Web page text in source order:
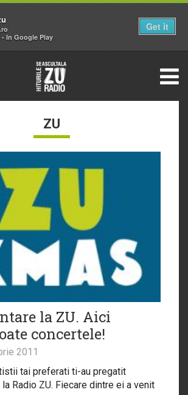
ZU
la ZU. Aici
concertele!
2011
tai preferati ti-au pregatit
Radio ZU. Fiecare dintre ei a venit
- In Google Play
Get it